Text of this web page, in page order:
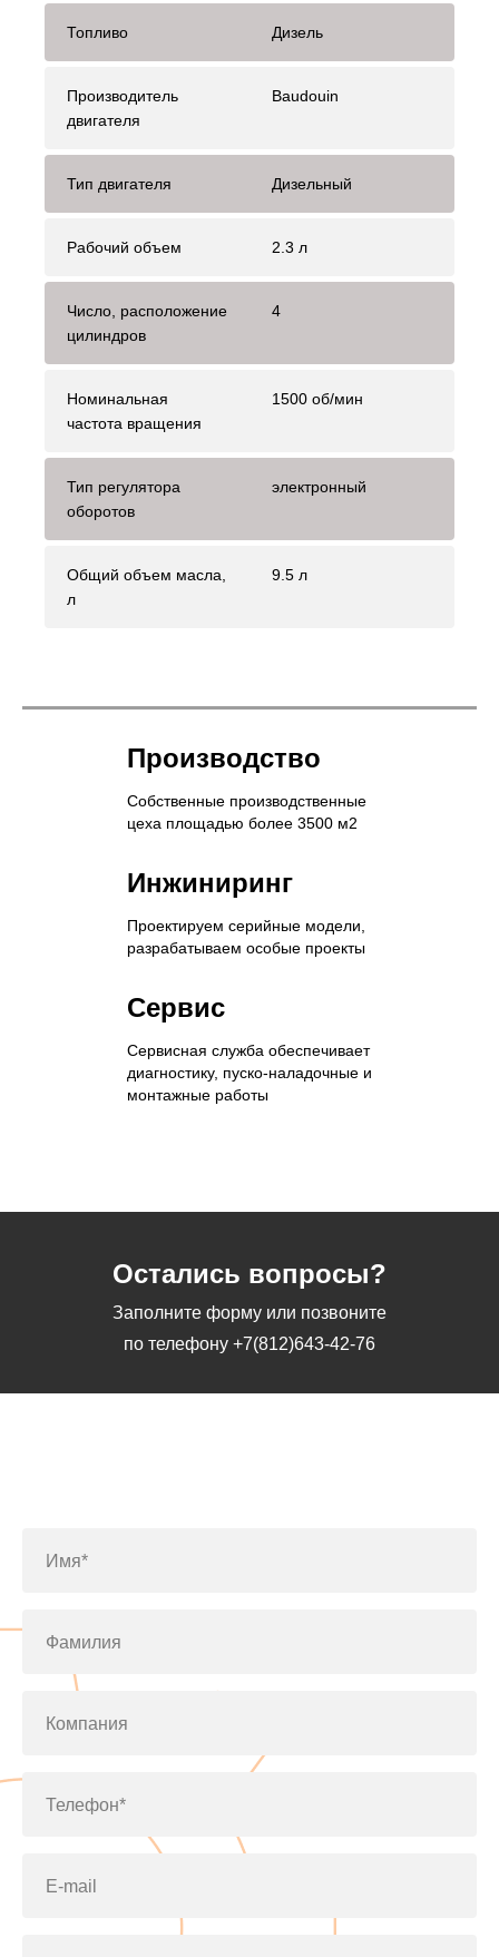
Топливо Дизель
Производитель
двигателя
Baudouin
Тип двигателя Дизельный
Рабочий объем 2.3 л
Число, расположение
цилиндров
4
Номинальная
частота вращения
1500 об/мин
Тип регулятора
оборотов
электронный
Общий объем масла,
л
9.5 л
Производство
Собственные производственные
цеха площадью более 3500 м2
Инжиниринг
Проектируем серийные модели,
разрабатываем особые проекты
Сервис
Сервисная служба обеспечивает
диагностику, пуско-наладочные и
монтажные работы
Остались вопросы?
Заполните форму или позвоните
по телефону +7(812)643-42-76
Имя*
Фамилия
Компания
Телефон*
E-mail